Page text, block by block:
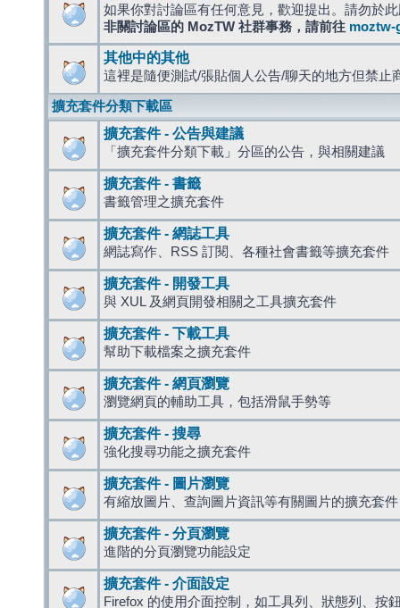
如果你對討論區有任何意見，歡迎提出。請勿於
非關討論區的 MozTW 社群事務，請前往 moztw-
其他中的其他
這裡是隨便測試/張貼個人公告/聊天的地方但禁止
擴充套件分類下載區
擴充套件 - 公告與建議
「擴充套件分類下載」分區的公告，與相關建議
擴充套件 - 書籤
書籤管理之擴充套件
擴充套件 - 網誌工具
網誌寫作、RSS 訂閱、各種社會書籤等擴充套件
擴充套件 - 開發工具
與 XUL 及網頁開發相關之工具擴充套件
擴充套件 - 下載工具
幫助下載檔案之擴充套件
擴充套件 - 網頁瀏覽
瀏覽網頁的輔助工具，包括滑鼠手勢等
擴充套件 - 搜尋
強化搜尋功能之擴充套件
擴充套件 - 圖片瀏覽
有縮放圖片、查詢圖片資訊等有關圖片的擴充套件
擴充套件 - 分頁瀏覽
進階的分頁瀏覽功能設定
擴充套件 - 介面設定
Firefox 的使用介面控制，如工具列、狀態列、按